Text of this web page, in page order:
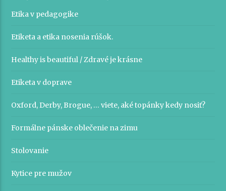
Etika v pedagogike
Etiketa a etika nosenia rúšok.
Healthy is beautiful / Zdravé je krásne
Etiketa v doprave
Oxford, Derby, Brogue, … viete, aké topánky kedy nosiť?
Formálne pánske oblečenie na zimu
Stolovanie
Kytice pre mužov